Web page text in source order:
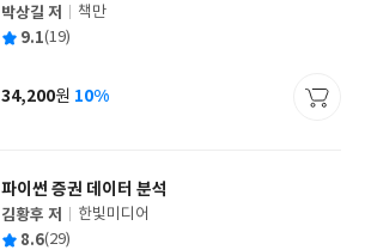
글
쓴
박상길 저
출
사
책만
평 9.1(19)
가
34,200원 10%
파이썬 증권 데이터 분석
글
쓴
김황후 저
출
한빛미디어
평 8.6(29)